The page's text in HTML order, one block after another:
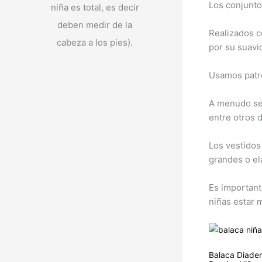
niña es total, es decir
deben medir de la
cabeza a los pies).
Los
Realizados
por su
Usamos
A menudo
entre otros
Los
grandes o
Es
niñas estar
Balaca